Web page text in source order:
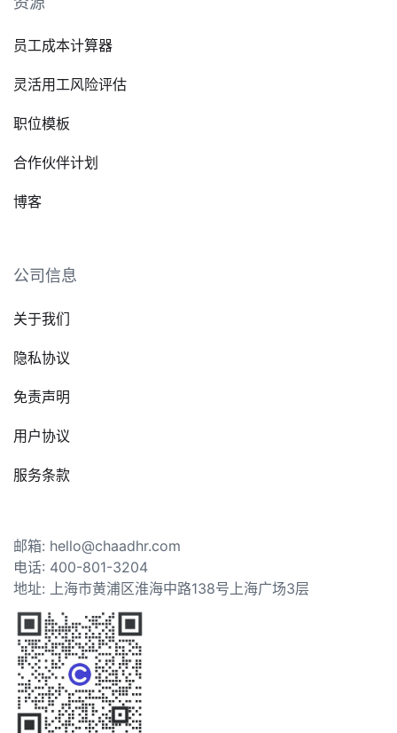
员工成本计算器
灵活用工风险评估
职位模板
合作伙伴计划
博客
公司信息
关于我们
隐私协议
免责声明
用户协议
服务条款
邮箱: hello@chaadhr.com
电话: 400-801-3204
地址: 上海市黄浦区淮海中路138号上海广场3层